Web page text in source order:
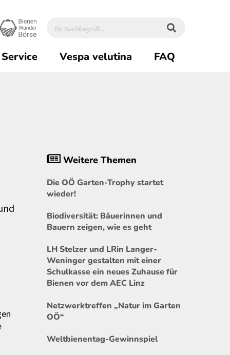
Service Vespa velutina FAQ
Weitere Themen
Die OÖ Garten-Trophy startet
wieder!
Biodiversität: Bäuerinnen und
Bauern zeigen, wie es geht
LH Stelzer und LRin Langer-
Weninger gestalten mit einer
Schulkasse ein neues Zuhause für
Bienen vor dem AEC Linz
Netzwerktreffen „Natur im Garten
OÖ“
Weltbienentag-Gewinnspiel